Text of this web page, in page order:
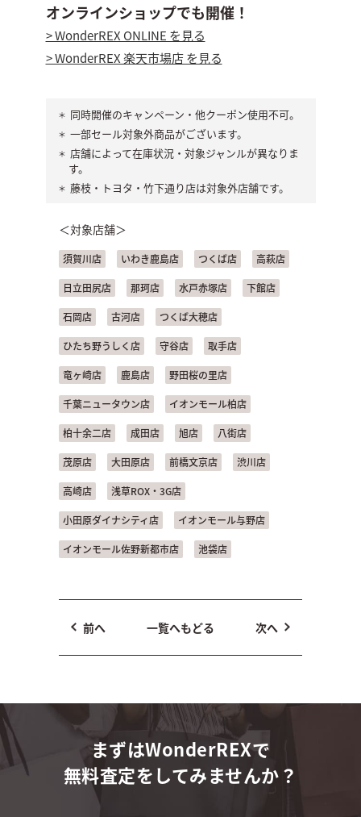
オンラインショップでも開催！
> WonderREX ONLINE を見る
> WonderREX 楽天市場店 を見る
同時開催のキャンペーン・他クーポン使用不可。
一部セール対象外商品がございます。
店舗によって在庫状況・対象ジャンルが異なりま
す。
藤枝・トヨタ・竹下通り店は対象外店舗です。
＜対象店舗＞
須賀川店 いわき鹿島店 つくば店 高萩店
日立田尻店 那珂店 水戸赤塚店 下館店
石岡店 古河店 つくば大穂店
ひたち野うしく店 守谷店 取手店
竜ヶ崎店 鹿島店 野田桜の里店
千葉ニュータウン店 イオンモール柏店
柏十余二店 成田店 旭店 八街店
茂原店 大田原店 前橋文京店 渋川店
高崎店 浅草ROX・3G店
小田原ダイナシティ店 イオンモール与野店
イオンモール佐野新都市店 池袋店
前へ 一覧へもどる 次へ
まずはWonderREXで
無料査定をしてみませんか？